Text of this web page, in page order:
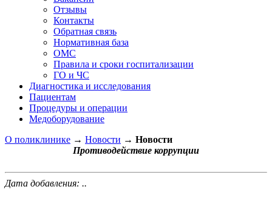
Отзывы
Контакты
Обратная связь
Нормативная база
ОМС
Правила и сроки госпитализации
ГО и ЧС
Диагностика и исследования
Пациентам
Процедуры и операции
Медоборудование
О поликлинике → Новости → Новости
Противодействие коррупции
Дата добавления: ..